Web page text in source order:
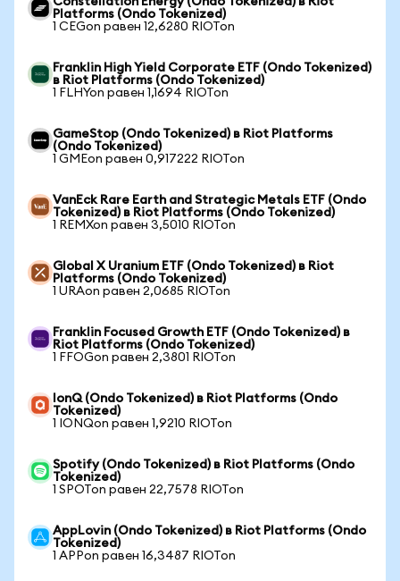
Platforms (Ondo Tokenized)
1 CEGon равен 12,6280 RIOTon
Franklin High Yield Corporate ETF (Ondo Tokenized)
в Riot Platforms (Ondo Tokenized)
1 FLHYon равен 1,1694 RIOTon
GameStop (Ondo Tokenized) в Riot Platforms
(Ondo Tokenized)
1 GMEon равен 0,917222 RIOTon
VanEck Rare Earth and Strategic Metals ETF (Ondo
Tokenized) в Riot Platforms (Ondo Tokenized)
1 REMXon равен 3,5010 RIOTon
Global X Uranium ETF (Ondo Tokenized) в Riot
Platforms (Ondo Tokenized)
1 URAon равен 2,0685 RIOTon
Franklin Focused Growth ETF (Ondo Tokenized) в
Riot Platforms (Ondo Tokenized)
1 FFOGon равен 2,3801 RIOTon
IonQ (Ondo Tokenized) в Riot Platforms (Ondo
Tokenized)
1 IONQon равен 1,9210 RIOTon
Spotify (Ondo Tokenized) в Riot Platforms (Ondo
Tokenized)
1 SPOTon равен 22,7578 RIOTon
AppLovin (Ondo Tokenized) в Riot Platforms (Ondo
Tokenized)
1 APPon равен 16,3487 RIOTon